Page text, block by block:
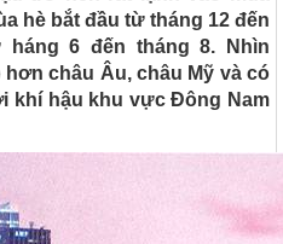
hè bắt đầu từ tháng 12 đến
6 đến tháng 8. Nhìn
châu Âu, châu Mỹ và có
khí hậu khu vực Đông Nam